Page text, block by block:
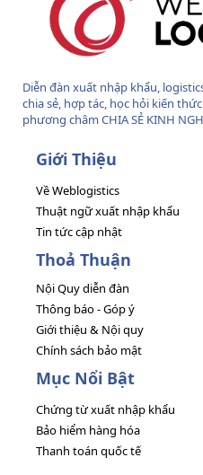
Diễn đàn xuất nhập khẩu,
chia sẻ, hợp tác, học hỏi kiến
phương châm CHIA SẺ KINH
Giới Thiệu
Về Weblogistics
Thuật ngữ xuất nhập khẩu
Tin tức cập nhật
Thoả Thuận
Nội Quy diễn đàn
Thông báo - Góp ý
Giới thiệu & Nội quy
Chính sách bảo mật
Mục Nổi Bật
Chứng từ xuất nhập khẩu
Bảo hiểm hàng hóa
Thanh toán quốc tế